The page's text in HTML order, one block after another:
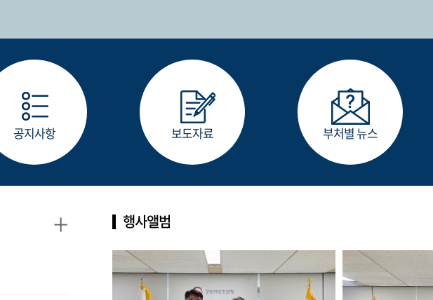
공지사항 보도자료 부처별 뉴스
+ 행사앨범